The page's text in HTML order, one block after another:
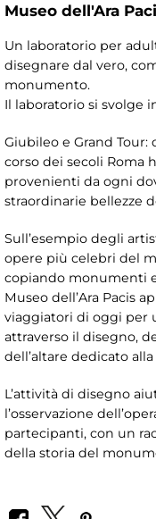
Museo dell'Ara
Un laboratorio per
disegnare dal vero,
monumento.
Il laboratorio si svolge
Giubileo e Grand
corso dei secoli Roma
provenienti da ogni
straordinarie bellezze
Sull’esempio degli
opere più celebri del
copiando monumenti
Museo dell’Ara Pacis
viaggiatori di oggi per
attraverso il disegno,
dell’altare dedicato
L’attività di disegno
l’osservazione
partecipanti, con un
della storia del